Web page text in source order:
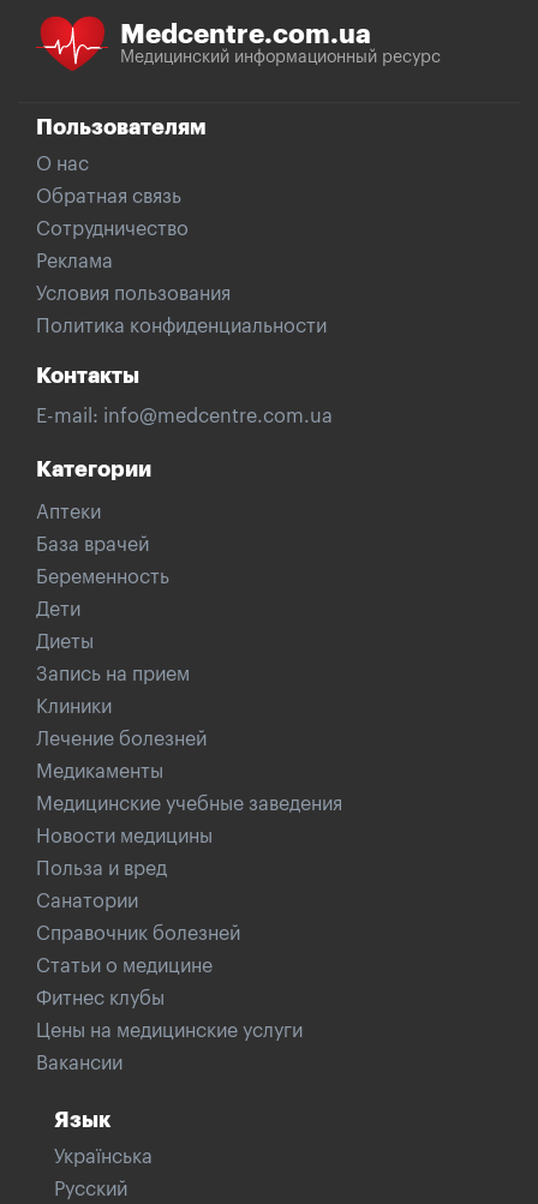
Medcentre.com.ua
Медицинский информационный ресурс
Пользователям
О нас
Обратная связь
Сотрудничество
Реклама
Условия пользования
Политика конфиденциальности
Контакты
E-mail: info@medcentre.com.ua
Категории
Аптеки
База врачей
Беременность
Дети
Диеты
Запись на прием
Клиники
Лечение болезней
Медикаменты
Медицинские учебные заведения
Новости медицины
Польза и вред
Санатории
Справочник болезней
Статьи о медицине
Фитнес клубы
Цены на медицинские услуги
Вакансии
Язык
Українська
Русский